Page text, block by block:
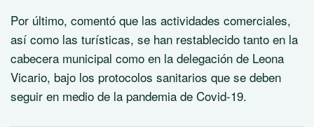
Por último, comentó que las actividades comerciales,
así como las turísticas, se han restablecido tanto en la
cabecera municipal como en la delegación de Leona
Vicario, bajo los protocolos sanitarios que se deben
seguir en medio de la pandemia de Covid-19.